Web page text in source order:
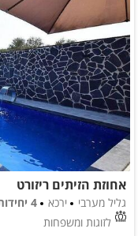
אחוזת הזיתים ריזורט
גליל מערבי ירכא
4 יחידות
לזוגות ומשפחות